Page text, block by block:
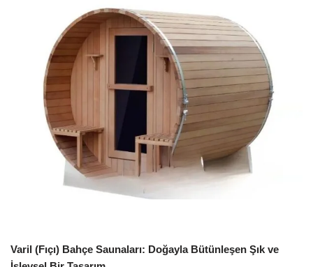
Varil (Fıçı) Bahçe Saunaları: Doğayla Bütünleşen Şık ve